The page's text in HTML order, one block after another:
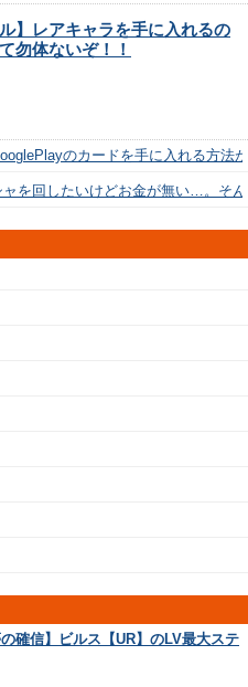
】レアキャラを手に入れるの
勿体ないぞ！！
のカードを手に入れる方法
ャを回したいけどお金が無い…。そ
確信】ビルス【UR】のLV最大ステ